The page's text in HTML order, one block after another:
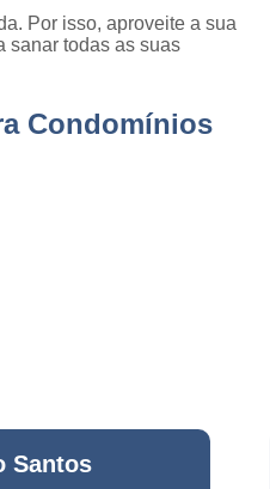
Empresa de
Empresa de
Empresa de
Empresa
Por isso, aproveite a sua
sanar todas as suas
Condomínios